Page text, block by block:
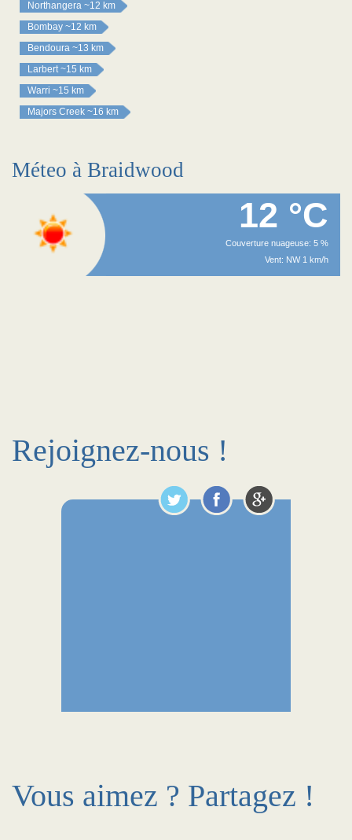
Northangera ~12 km
Bombay ~12 km
Bendoura ~13 km
Larbert ~15 km
Warri ~15 km
Majors Creek ~16 km
Méteo à Braidwood
12 °C
Couverture nuageuse: 5 %
Vent: NW 1 km/h
Rejoignez-nous !
Vous aimez ? Partagez !